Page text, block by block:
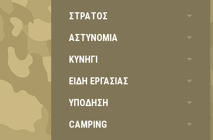
ΣΤΡΑΤΟΣ
ΑΣΤΥΝΟΜΙΑ
ΚΥΝΗΓΙ
ΕΙΔΗ ΕΡΓΑΣΙΑΣ
ΥΠΟΔΗΣΗ
CAMPING